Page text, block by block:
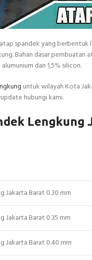
spandek yang
Bahan dasar
dan 1,5% silicon.
untuk wilayah Kota
hubungi kami.
Jakarta Barat 0.30 mm
Jakarta Barat 0.35 mm
Jakarta Barat 0.40 mm